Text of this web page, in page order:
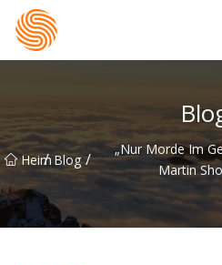
Heim
/ Blog /
„Nur Morde Im
Martin